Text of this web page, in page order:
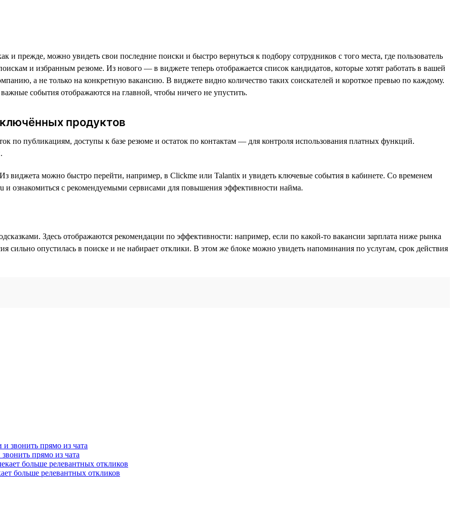
и прежде, можно увидеть свои последние поиски и быстро вернуться к подбору сотрудников с того места, где пользователь
и избранным резюме. Из нового — в виджете теперь отображается список кандидатов, которые хотят работать в вашей
а не только на конкретную вакансию. В виджете видно количество таких соискателей и короткое превью по каждому.
события отображаются на главной, чтобы ничего не упустить.
продуктов
по публикациям, доступы к базе резюме и остаток по контактам — для контроля использования платных функций.
виджета можно быстро перейти, например, в Clickme или Talantix и увидеть ключевые события в кабинете. Со временем
и ознакомиться с рекомендуемыми сервисами для повышения эффективности найма.
Здесь отображаются рекомендации по эффективности: например, если по какой-то вакансии зарплата ниже рынка
сильно опустилась в поиске и не набирает отклики. В этом же блоке можно увидеть напоминания по услугам, срок действия
прямо из чата
больше релевантных откликов